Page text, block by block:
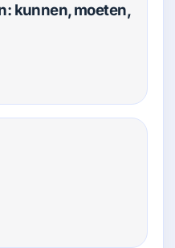
kunnen, moeten,